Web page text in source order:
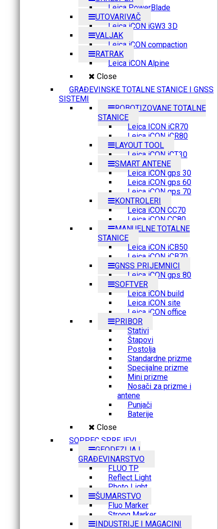
Leica PowerBlade
UTOVARIVAČ
Leica iCON iGW3 3D
VALJAK
Leica iCON compaction
RATRAK
Leica iCON Alpine
Close
GRAĐEVINSKE TOTALNE STANICE I GNSS
SISTEMI
ROBOTIZOVANE TOTALNE
STANICE
Leica ICON iCR70
Leica iCON iCR80
LAYOUT TOOL
Leica iCON iCT30
SMART ANTENE
Leica iCON gps 30
Leica iCON gps 60
Leica iCON gps 70
KONTROLERI
Leica iCON CC70
Leica iCON CC80
MANUELNE TOTALNE
STANICE
Leica iCON iCB50
Leica iCON iCB70
GNSS PRIJEMNICI
Leica iCON gps 80
SOFTVER
Leica iCON build
Leica iCON site
Leica iCON office
PRIBOR
Stativi
Štapovi
Postolja
Standardne prizme
Specijalne prizme
Mini prizme
Nosači za prizme i
antene
Punjači
Baterije
Close
SOPPEC SPREJEVI
GEODEZIJA I
GRAĐEVINARSTVO
FLUO TP
Reflect Light
Photo Light
ŠUMARSTVO
Fluo Marker
Strong Marker
INDUSTRIJE I MAGACINI